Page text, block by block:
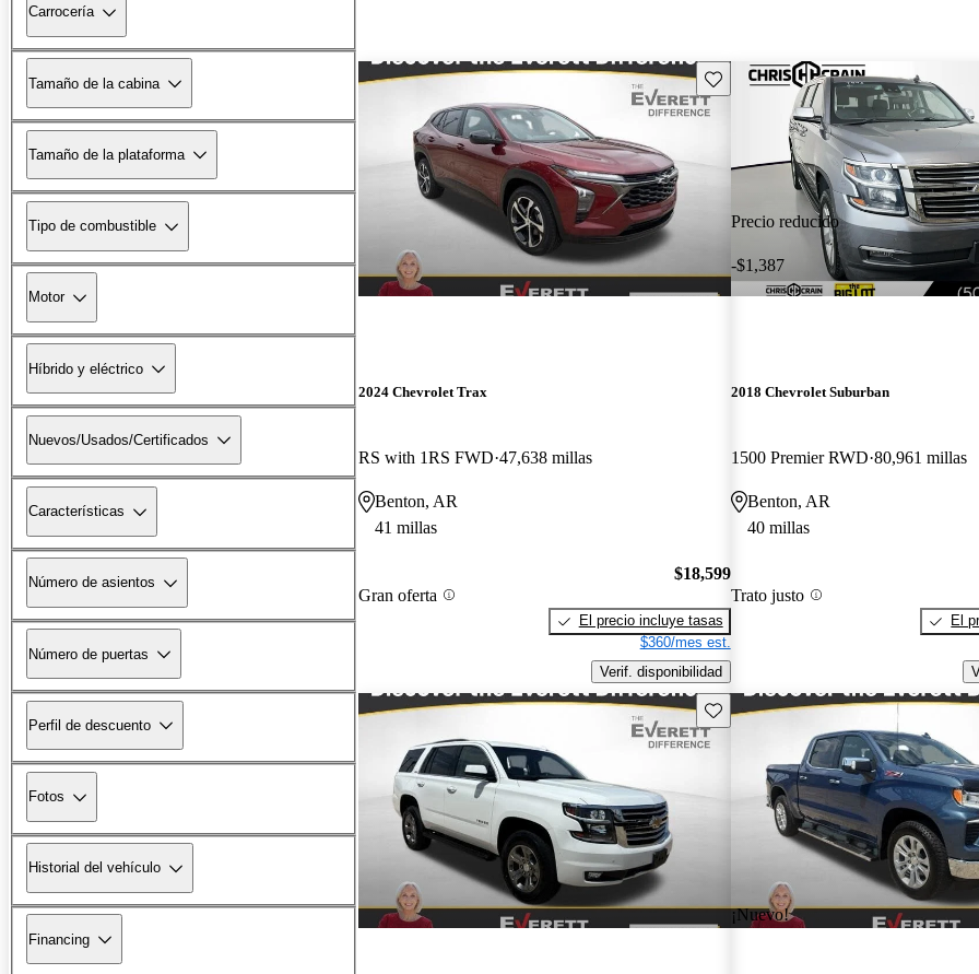
Carrocería
Tamaño de la cabina
Tamaño de la plataforma
Tipo de combustible
Motor
Híbrido y eléctrico
Nuevos/Usados/Certificados
Características
Número de asientos
Número de puertas
Perfil de descuento
Fotos
Historial del vehículo
Financing
Guarda este Aviso
2024 Chevrolet Trax
RS with 1RS FWD 47,638 millas
Benton, AR
41 millas
Gran oferta
$18,599
El precio incluye tasas
$360/mes est.
Verif. disponibilidad
Precio reducido
-$1,387
2018 Chevrolet Suburban
1500 Premier RWD 80,961 millas
Benton, AR
40 millas
Trato justo
El
Guarda este Aviso
¡Nuevo!